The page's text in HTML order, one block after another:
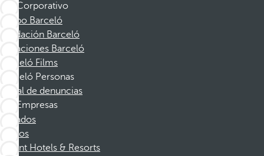
Corporativo
Grupo Barceló
Fundación Barceló
Vacaciones Barceló
Barceló Films
Barceló Personas
Canal de denuncias
Empresas
Afiliados
Socios
Dorint Hotels & Resorts